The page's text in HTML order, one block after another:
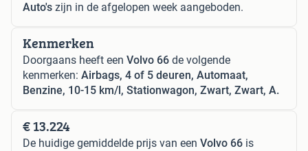
Auto's zijn in de afgelopen week aangeboden.
Kenmerken
Doorgaans heeft een Volvo 66 de volgende
kenmerken: Airbags, 4 of 5 deuren, Automaat,
Benzine, 10-15 km/l, Stationwagon, Zwart, Zwart, A.
€ 13.224
De huidige gemiddelde prijs van een Volvo 66 is